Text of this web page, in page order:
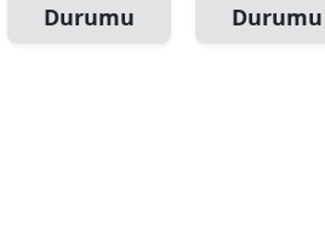
Durumu
Durumu